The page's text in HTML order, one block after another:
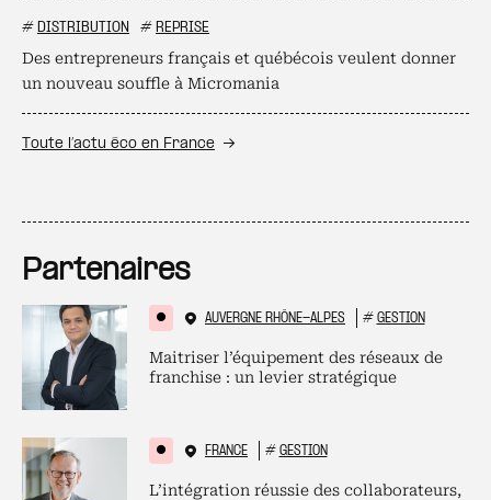
# DISTRIBUTION # REPRISE
Des entrepreneurs français et québécois veulent donner
un nouveau souffle à Micromania
Toute l’actu éco en France
Partenaires
AUVERGNE RHÔNE-ALPES # GESTION
Maitriser l’équipement des réseaux de
franchise : un levier stratégique
FRANCE # GESTION
L’intégration réussie des collaborateurs,